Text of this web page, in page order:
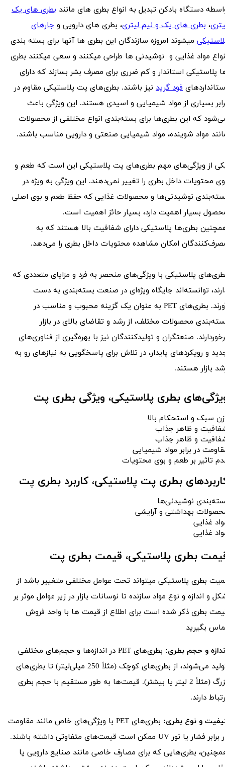
دستگاه بادکن تبدیل به انواع بطری های مانند بطری های یک
، بطری های یک و نیم لیتری، بطری های دارویی و جارهای
میشوند امروزه سازندگان این بطری ها آنها برای بسته بندی
مواد غذایی و نوشیدنی ها طراحی میکنند و سعی میکنند بطری
پلاستیکی استاندار و کم ضرری برای مصرف بشر بسازند که دارای
فود گرید نیز باشند. بطری‌های پت پلاستیکی مقاوم در
بسیاری از مواد شیمیایی و اسیدی هستند. این ویژگی باعث
که این بطری‌ها برای بسته‌بندی انواع مختلفی از محصولات
مواد شوینده، مواد شیمیایی صنعتی و دارویی مناسب باشند.
از ویژگی‌های مهم بطری‌های پت پلاستیکی این است که طعم و
محتویات داخل بطری را تغییر نمی‌دهند. این ویژگی به ویژه در
نوشیدنی‌ها و محصولات غذایی که حفظ طعم و بوی اصلی
بسیار اهمیت دارد، بسیار حائز اهمیت است.
بطری‌ها پلاستیکی دارای شفافیت بالا هستند که به
امکان مشاهده محتویات داخل بطری را می‌دهد.
پلاستیکی با ویژگی‌های منحصر به فرد و مزایای متعددی که
توانسته‌اند جایگاه ویژه‌ای در صنعت بسته‌بندی به دست
آورند. بطری‌های PET به عنوان یک گزینه محبوب و مناسب در
محصولات مختلف، از رشد و تقاضای بالای در بازار
صنعتگران و تولیدکنندگان نیز با بهره‌گیری از فناوری‌های
و رویکردهای پایدار، در تلاش برای پاسخگویی به نیازهای رو به
بازار هستند.
بطری پلاستیکی​​​​​​​، ویژگی بطری پت
سبک و استحکام بالا​​​​​​​
و ظاهر جذاب
و ظاهر جذاب
در برابر مواد شیمیایی
تاثیر بر طعم و بوی محتویات
بطری پت پلاستیکی​​​​​​​، کاربرد بطری پت
نوشیدنی‌ها
بهداشتی و آرایشی
غذایی
غذایی​​​​​​​
بطری پلاستیکی، قیمت بطری پت
و حجم بطری:
بطری‌های PET در اندازه‌ها و حجم‌های مختلفی
تولید می‌شوند، از بطری‌های کوچک (مثلاً 250 میلی‌لیتر) تا بطری‌های
بزرگ (مثلاً 2 لیتر یا بیشتر). قیمت‌ها به طور مستقیم با حجم بطری
دارند.
و نوع بطری:
بطری‌های PET با ویژگی‌های خاص مانند مقاومت
در برابر فشار یا نور UV ممکن است قیمت‌های متفاوتی داشته باشند.
بطری‌هایی که برای مصارف خاصی مانند صنایع دارویی یا
بطری پلاستیکی میتواند تحت عوامل مختلفی متغییر باشد از
و اندازه و نوع مواد سازنده تا نوسانات بازار در زیر عوامل موثر بر
بطری ذکر شده است برای اطلاع از قیمت ها با واحد فروش
بگیرید